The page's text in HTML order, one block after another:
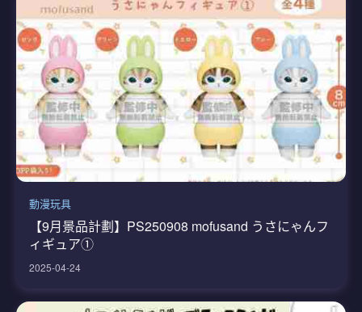
動漫玩具
【9月景品計劃】PS250908 mofusand うさにゃんフ
ィギュア①
2025-04-24